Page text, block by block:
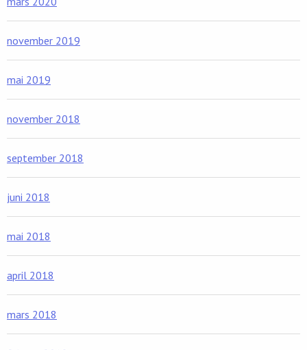
november 2019
mai 2019
november 2018
september 2018
juni 2018
mai 2018
april 2018
mars 2018